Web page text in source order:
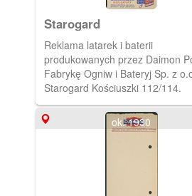
Starogard
Reklama latarek i baterii
produkowanych przez Daimon
Fabrykę Ogniw i Bateryj Sp. z
Starogard Kościuszki 112/114.
ok. 1930